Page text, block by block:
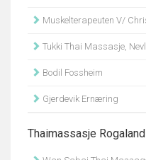
Muskelterapeuten V/
Tukki Thai Massasje,
Bodil Fossheim
Gjerdevik Ernæring
Thaimassasje Rogaland